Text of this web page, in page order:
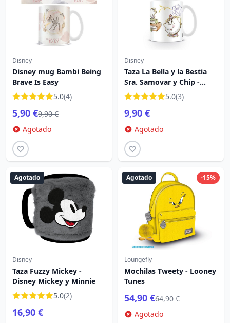
Disney
Disney mug Bambi Being
Brave Is Easy
5.0(4)
5,90 €9,90 €
Agotado
Disney
Taza La Bella y la Bestia
Sra. Samovar y Chip -
Disney
5.0(3)
9,90 €
Agotado
Agotado
Disney
Taza Fuzzy Mickey -
Disney Mickey y Minnie
5.0(2)
16,90 €
-15%
Agotado
Loungefly
Mochilas Tweety - Looney
Tunes
54,90 €64,90 €
Agotado